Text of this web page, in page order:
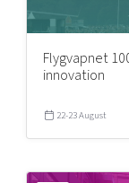
Flygvapnet
innovation
22-23 August